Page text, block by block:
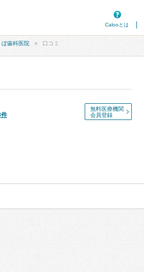
Calooとは
ぼ歯科医院 口コミ
無料医療機関
会員登録
件